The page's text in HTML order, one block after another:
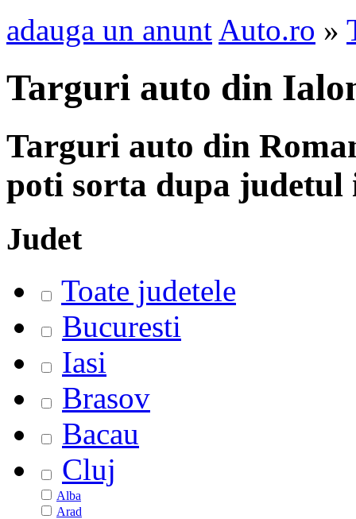
adauga un anunt Auto.ro »
Targuri auto din
Targuri auto din
poti sorta dupa judetul
Judet
Toate judetele
Bucuresti
Iasi
Brasov
Bacau
Cluj
Alba
Arad